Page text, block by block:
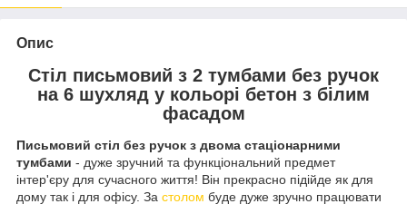
Опис
Стіл письмовий з 2 тумбами без ручок
на 6 шухляд у кольорі бетон з білим
фасадом
Письмовий стіл без ручок з двома стаціонарними
тумбами - дуже зручний та функціональний предмет
інтер'єру для сучасного життя! Він прекрасно підійде як для
дому так і для офісу. За столом буде дуже зручно працювати